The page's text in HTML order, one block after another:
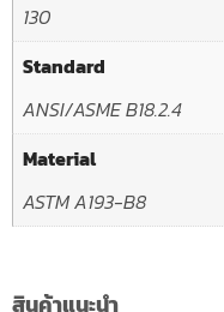
130
Standard
ANSI/ASME B18.2.4
Material
ASTM A193-B8
สินค้าแนะนำ